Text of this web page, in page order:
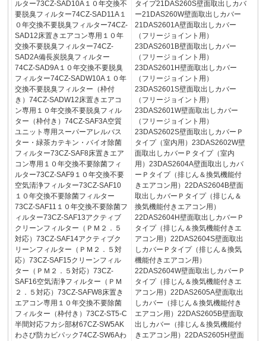
ルター73CZ-SAD10A１０年交換不
要脱臭フィルター74CZ-SAD11A１
０年交換不要脱臭フィルター74CZ-
SAD12床置きエアコン専用１０年
交換不要脱臭フィルター74CZ-
SAD2A備長炭脱臭フィルター
74CZ-SAD9A１０年交換不要脱臭
フィルター74CZ-SADW10A１０年
交換不要脱臭フィルター（枠付
き）74CZ-SADW12床置きエアコ
ン専用１０年交換不要脱臭フィル
ター（枠付き）74CZ-SAF3A空質
ユニット専用スーパーアレルバス
ター・緑茶カテキン・バイオ除菌
フィルター73CZ-SAF8床置きエア
コン専用１０年交換不要除菌フィ
ルター73CZ-SAF9１０年交換不要
空気清浄フィルター73CZ-SAF10
１０年交換不要除菌フィルター
73CZ-SAF11１０年交換不要除菌フ
ィルター73CZ-SAF13アクティブ
クリーンフィルター（ＰＭ２．５
対応）73CZ-SAF14アクティブク
リーンフィルター（ＰＭ２．５対
応）73CZ-SAF15クリーンフィル
ター（ＰＭ２．５対応）73CZ-
SAF16空気清浄フィルター（ＰＭ
２．５対応）73CZ-SAFW8床置き
エアコン専用１０年交換不要除菌
フィルター（枠付き）73CZ-ST5-C
半間対応フカシ部材67CZ-SW5AK
わさび防カビパック74CZ-SW6Aわ
タイプ21DAS260S壁面取出しカバ
ー21DAS260W壁面取出しカバー
21DAS2601A壁面取出しカバー
（フリージョイント用）
23DAS2601B壁面取出しカバー
（フリージョイント用）
23DAS2601H壁面取出しカバー
（フリージョイント用）
23DAS2601S壁面取出しカバー
（フリージョイント用）
23DAS2601W壁面取出しカバー
（フリージョイント用）
23DAS2602S壁面取出しカバーＰ
タイプ（室内用）23DAS2602W壁
面取出しカバーＰタイプ（室内
用）23DAS2604A壁面取出しカバ
ーＰタイプ（排じん＆換気機能付
きエアコン用）22DAS2604B壁面
取出しカバーＰタイプ（排じん＆
換気機能付きエアコン用）
22DAS2604H壁面取出しカバーＰ
タイプ（排じん＆換気機能付きエ
アコン用）22DAS2604S壁面取出
しカバーＰタイプ（排じん＆換気
機能付きエアコン用）
22DAS2604W壁面取出しカバーＰ
タイプ（排じん＆換気機能付きエ
アコン用）22DAS2605A壁面取出
しカバー（排じん＆換気機能付き
エアコン用）22DAS2605B壁面取
出しカバー（排じん＆換気機能付
きエアコン用）22DAS2605H壁面